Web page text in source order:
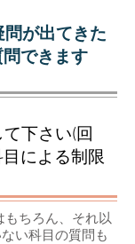
問が出てきた
できます
下さい(回
による制限
ちろん、それ以
い科目の質問も